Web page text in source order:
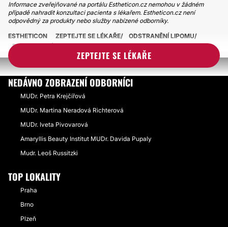
Informace zveřejňované na portálu Estheticon.cz nemohou v žádném
případě nahradit konzultaci pacienta s lékařem. Estheticon.cz není
odpovědný za produkty nebo služby nabízené odborníky.
ZEPTEJTE SE LÉKAŘE
ESTHETICON ZEPTEJTE SE LÉKAŘE
ODSTRANĚNÍ LIPOMU
BULKA NA ZÁTYLKU BOLEST
NEDÁVNO ZOBRAZENÍ ODBORNÍCI
MUDr. Petra Krejčířová
MUDr. Martina Neradová Richterová
MUDr. Iveta Pivovarová
Amaryllis Beauty Institut MUDr. Davida Pupaly
Mudr. Leoš Russitzki
TOP LOKALITY
Praha
Brno
Plzeň